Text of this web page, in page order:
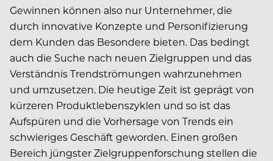
Gewinnen können also nur Unternehmer, die
durch innovative Konzepte und Personifizierung
dem Kunden das Besondere bieten. Das bedingt
auch die Suche nach neuen Zielgruppen und das
Verständnis Trendströmungen wahrzunehmen
und umzusetzen. Die heutige Zeit ist geprägt von
kürzeren Produktlebenszyklen und so ist das
Aufspüren und die Vorhersage von Trends ein
schwieriges Geschäft geworden. Einen großen
Bereich jüngster Zielgruppenforschung stellen die